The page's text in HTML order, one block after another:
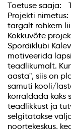
Toetuse saaja:
Projekti
targalt rohkem
Kokkuvõte
Spordiklubi
motiveerida
teadlikumalt.
aasta", siis on
samuti kooli/
korraldada kaks
teadlikkust ja
selgitatakse
noortekeskus,